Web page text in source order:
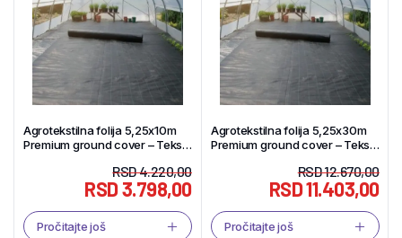
Agrotekstilna folija 5,25x10m
Premium ground cover – Tekstil
RSD4.220,00
RSD3.798,00
Pročitajte još
Agrotekstilna folija 5,25x30m
Premium ground cover – Tekstil
RSD12.670,00
RSD11.403,00
Pročitajte još